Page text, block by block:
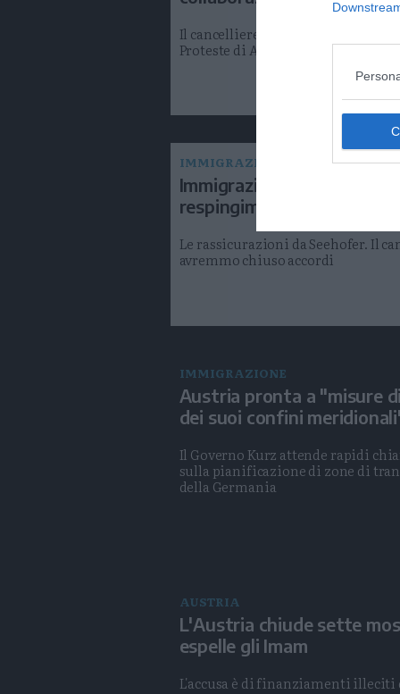
Il cancelliere austriaco ospite nel
Proteste di Alto Adige nel cuore,
IMMIGRAZIONE
Immigrazione, Kurz ottiene
respingimento in Austria
Le rassicurazioni da Seehofer. Il
avremmo chiuso accordi
IMMIGRAZIONE
Austria pronta a "misure
dei suoi confini
Il Governo Kurz attende rapidi
sulla pianificazione di zone di
della Germania
AUSTRIA
L'Austria chiude sette
espelle gli Imam
L'accusa è di finanziamenti illeciti